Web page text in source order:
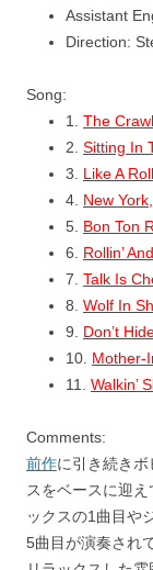
Assistant
Direction:
Song:
1.
The Crawl
2. Sitting In
3.
Like A
4. New
5. Bon Ton
6.
Rollin’
7. Talk Is
8. Wolf In
9.
Don’t
10. Mother-
11.
Walkin’
Comments:
前作に引き続き
スをベースに迎
ックスの1曲目や
5曲目が演奏され